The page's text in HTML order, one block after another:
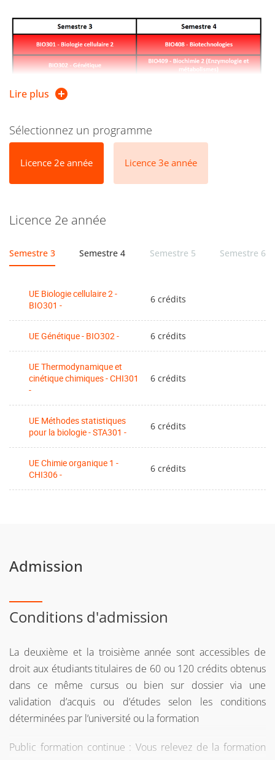
Les liens ci-dessous vous permettent d'accéder aux fiches
de présentation des UEs.
Lire plus
Sélectionnez un programme
Licence 2e année Licence 3e année
Licence 2e année
Semestre 3 Semestre 4 Semestre 5 Semestre 6
UE Biologie cellulaire 2 -
BIO301 -
6 crédits
UE Génétique - BIO302 - 6 crédits
UE Thermodynamique et
cinétique chimiques - CHI301
-
6 crédits
UE Méthodes statistiques
pour la biologie - STA301 -
6 crédits
UE Chimie organique 1 -
CHI306 -
6 crédits
Admission
Conditions d'admission
La deuxième et la troisième année sont accessibles de
droit aux étudiants titulaires de 60 ou 120 crédits obtenus
dans ce même cursus ou bien sur dossier via une
validation d’acquis ou d’études selon les conditions
déterminées par l’université ou la formation
Public formation continue : Vous relevez de la formation